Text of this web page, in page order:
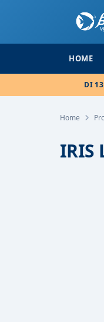
HOME
DI
Home
IRIS